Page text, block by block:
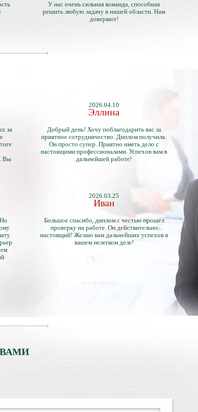
У нас очень сильная команда, способная
решить любую задачу в нашей области. Нам
доверяют!
за
Вы
2026.04.10
Эллина
Добрый день! Хочу поблагодарить вас за
приятное сотрудничество. Диплом получила.
Он просто супер. Приятно иметь дело с
настоящими профессионалами. Успехов вам в
дальнейшей работе!
2026.03.25
Иван
Большое спасибо, диплом с честью прошел
проверку на работе. Он действительно
настоящий! Желаю вам дальнейших успехов в
вашем нелегком деле!